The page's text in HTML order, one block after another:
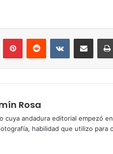
PinterestReddit VKontakte
Compartir por
Rosa
cuya andadura editorial empezó
habilidad que utilizo para